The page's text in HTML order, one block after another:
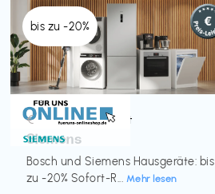
bis zu -20%
Küche & Haushalt
Siemens
Bosch und Siemens Hausgeräte: bis
zu -20% Sofort-R... Mehr lesen
€‎